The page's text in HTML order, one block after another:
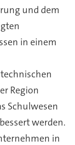
und dem
in einem
Region
Schulwesen
werden.
in